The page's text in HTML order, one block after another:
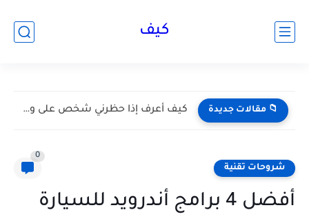
كيف
📁 مقالات جديدة كيف أعرف إذا حظرني شخص على واتساب؟ إليك أبرز العلامات...
شروحات تقنية
0
أفضل 4 برامج أندرويد للسيارة